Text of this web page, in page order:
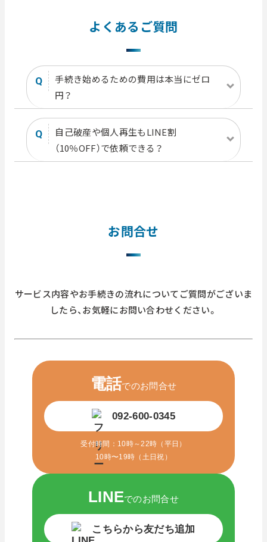
よくあるご質問
Q
手続き始めるための費用は本当にゼロ
円？
Q
自己破産や個人再生もLINE割
（10％OFF）で依頼できる？
お問合せ
サービス内容やお手続きの流れについてご質問がございま
したら、 お気軽にお問い合わせください。
電話でのお問合せ
092-600-0345
受付時間：10時～22時（平日）
10時〜19時（土日祝）
LINEでのお問合せ
こちらから友だち追加